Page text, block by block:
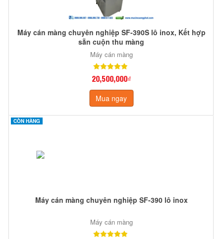
Máy cán màng chuyên nghiệp SF-390S lô inox, Kết hợp
sẵn cuộn thu màng
Máy cán màng
20,500,000₫
Mua ngay
CÒN HÀNG
Máy cán màng chuyên nghiệp SF-390 lô inox
Máy cán màng